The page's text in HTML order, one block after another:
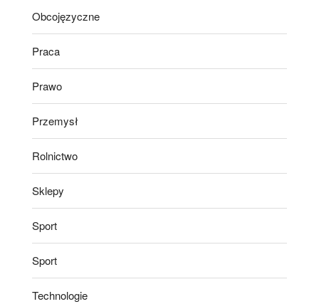
Obcojęzyczne
Praca
Prawo
Przemysł
Rolnictwo
Sklepy
Sport
Sport
Technologie